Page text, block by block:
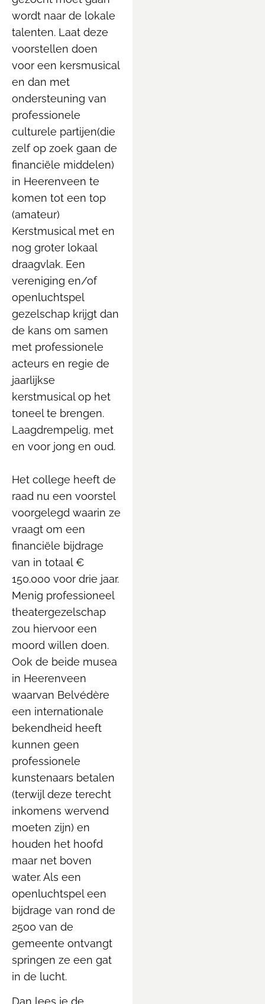
wordt naar de lokale
talenten. Laat deze
voorstellen doen
voor een kersmusical
en dan met
ondersteuning van
professionele
culturele partijen(die
zelf op zoek gaan de
financiële middelen)
in Heerenveen te
komen tot een top
(amateur)
Kerstmusical met en
nog groter lokaal
draagvlak. Een
vereniging en/of
openluchtspel
gezelschap krijgt dan
de kans om samen
met professionele
acteurs en regie de
jaarlijkse
kerstmusical op het
toneel te brengen.
Laagdrempelig, met
en voor jong en oud.
Het college heeft de
raad nu een voorstel
voorgelegd waarin ze
vraagt om een
financiële bijdrage
van in totaal €
150.000 voor drie jaar.
Menig professioneel
theatergezelschap
zou hiervoor een
moord willen doen.
Ook de beide musea
in Heerenveen
waarvan Belvédère
een internationale
bekendheid heeft
kunnen geen
professionele
kunstenaars betalen
(terwijl deze terecht
inkomens wervend
moeten zijn) en
houden het hoofd
maar net boven
water. Als een
openluchtspel een
bijdrage van rond de
2500 van de
gemeente ontvangt
springen ze een gat
in de lucht.
Dan lees je de